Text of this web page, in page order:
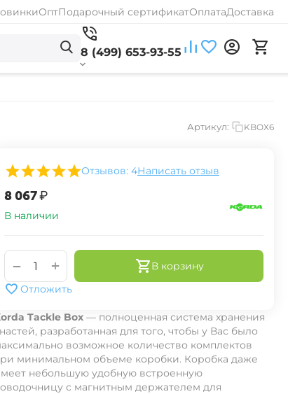
ОптПодарочный сертификатОплатаДоставка
8 (499) 653-93-55
Артикул: KBOX6
Отзывов: 4Написать отзыв
‍8 067‍₽
В наличии
+
−
В корзину
Отложить
Tackle Box — полноценная система хранения
разработанная для того, чтобы у Вас было
возможное количество комплектов
минимальном объеме коробки. Коробка даже
небольшую удобную встроенную
с магнитным держателем для